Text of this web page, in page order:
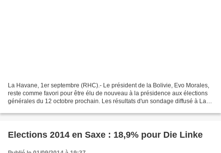
La Havane, 1er septembre (RHC).- Le président de la Bolivie, Evo Morales,
reste comme favori pour être élu de nouveau à la présidence aux élections
générales du 12 octobre prochain. Les résultats d'un sondage diffusé à La
Elections 2014 en Saxe : 18,9% pour Die Linke